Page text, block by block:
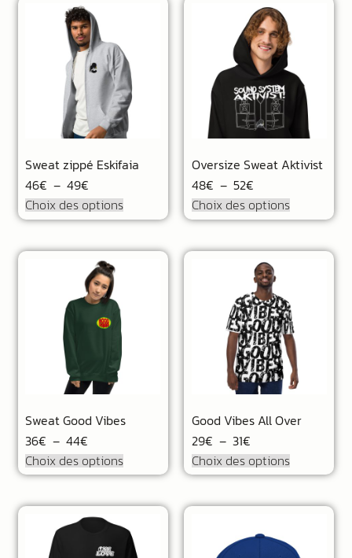
Sweat zippé Eskifaia
46€ – 49€
Choix des options
Oversize Sweat Aktivist
48€ – 52€
Choix des options
Sweat Good Vibes
36€ – 44€
Choix des options
Good Vibes All Over
29€ – 31€
Choix des options